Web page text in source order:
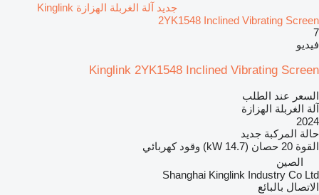
جديد آلة الغربلة الهزازة Kinglink
2YK1548 Inclined Vibrating Screen
7
فيديو
Kinglink 2YK1548 Inclined Vibrating Screen
السعر عند الطلب
آلة الغربلة الهزازة
2024
حالة المركبة جديد
القوة 20 حصان (14.7 kW) وقود كهربائي
الصين
Shanghai Kinglink Industry Co Ltd
الاتصال بالبائع